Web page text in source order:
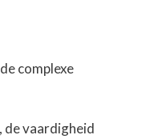
complexe
de vaardigheid